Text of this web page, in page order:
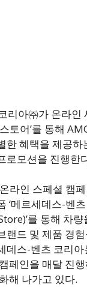
리아㈜가 온라인
토어’를 통해
한 혜택을 제공하
로모션을 진행한
라인 스페셜 캠페
‘메르세데스-벤
를 통해 차
랜드 및 제품 경
데스-벤츠 코리
페인을 매달 진
해 나가고 있다.